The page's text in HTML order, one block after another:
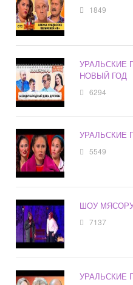
1849
УРАЛЬСКИЕ
НОВЫЙ ГОД
6294
УРАЛЬСКИЕ
5549
ШОУ
7137
УРАЛЬСКИЕ